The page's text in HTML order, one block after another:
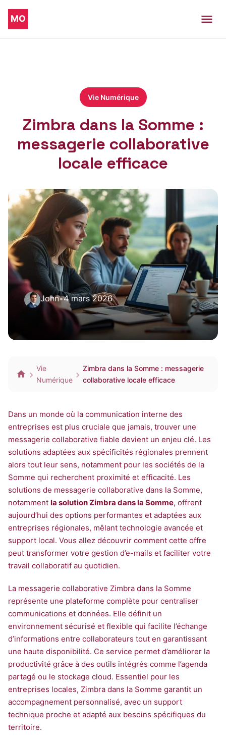
Vie Numérique
Zimbra dans la Somme :
messagerie collaborative
locale efficace
John•4 mars 2026
Vie
Numérique
Zimbra dans la Somme : messagerie
collaborative locale efficace
Dans un monde où la communication interne des
entreprises est plus cruciale que jamais, trouver une
messagerie collaborative fiable devient un enjeu clé. Les
solutions adaptées aux spécificités régionales prennent
alors tout leur sens, notamment pour les sociétés de la
Somme qui recherchent proximité et efficacité. Les
solutions de messagerie collaborative dans la Somme,
notamment la solution Zimbra dans la Somme, offrent
aujourd’hui des options performantes et adaptées aux
entreprises régionales, mêlant technologie avancée et
support local. Vous allez découvrir comment cette offre
peut transformer votre gestion d’e-mails et faciliter votre
travail collaboratif au quotidien.
La messagerie collaborative Zimbra dans la Somme
représente une plateforme complète pour centraliser
communications et données. Elle définit un
environnement sécurisé et flexible qui facilite l’échange
d’informations entre collaborateurs tout en garantissant
une haute disponibilité. Ce service permet d’améliorer la
productivité grâce à des outils intégrés comme l’agenda
partagé ou le stockage cloud. Essentiel pour les
entreprises locales, Zimbra dans la Somme garantit un
accompagnement personnalisé, avec un support
technique proche et adapté aux besoins spécifiques du
territoire.